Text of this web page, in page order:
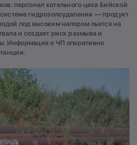
персонал котельного цеха Бийской
гидрозолоудаления — продукт
под высоким напором льется на
и создает риск размыва и
Информация о ЧП оперативно